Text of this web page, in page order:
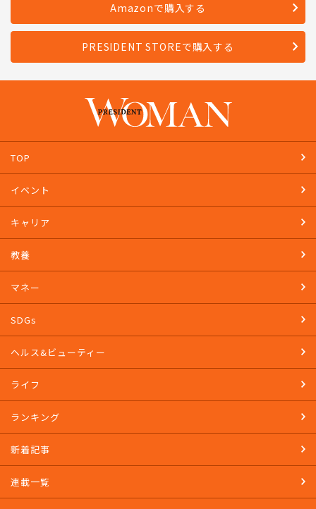
Amazonで購入する
PRESIDENT STOREで購入する
TOP
イベント
キャリア
教養
マネー
SDGs
ヘルス&ビューティー
ライフ
ランキング
新着記事
連載一覧